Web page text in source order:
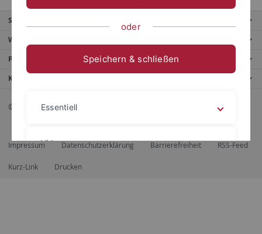
Service
Weitere Angebote
Portale
Kontaktinfo
© 2026 Eberhard Karls Universität Tübingen, Tübingen
Impressum Datenschutzerklärung Barrierefreiheit RSS-Feed
Kurz-Link Drucken
oder
Speichern & schließen
Essentiell
Videos